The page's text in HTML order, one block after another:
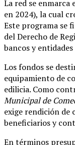
La red se enmarca
en 2024), la cual
Este programa se
del Derecho de
bancos y
Los fondos se
equipamiento de
edilicia. Como
Municipal de
exige rendición de
beneficiarios y
En términos